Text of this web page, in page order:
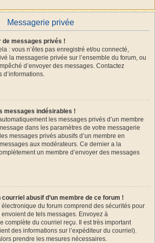
Messagerie privée
de messages privés !
: vous n’êtes pas enregistré et/ou connecté,
la messagerie privée sur l’ensemble du forum, ou
d’envoyer des messages. Contactez
d’informations.
messages indésirables !
les messages privés d’un membre
dans les paramètres de votre messagerie
messages privés abusifs d’un membre en
aux modérateurs. Ce dernier a la
un membre d’envoyer des messages
courriel abusif d’un membre de ce forum !
du forum comprend des sécurités pour
de tels messages. Envoyez à
complète du courriel reçu. Il est très important
des informations sur l’expéditeur du courriel).
prendre les mesures nécessaires.